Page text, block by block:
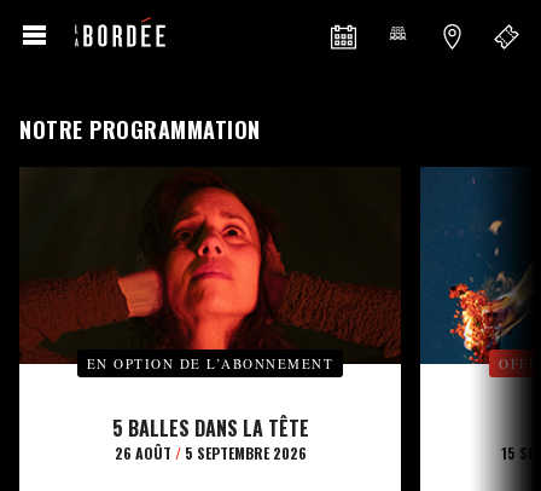
NOTRE PROGRAMMATION
EN OPTION DE L’ABONNEMENT
5 BALLES DANS LA TÊTE
26 AOÛT /5 SEPTEMBRE 2026 15